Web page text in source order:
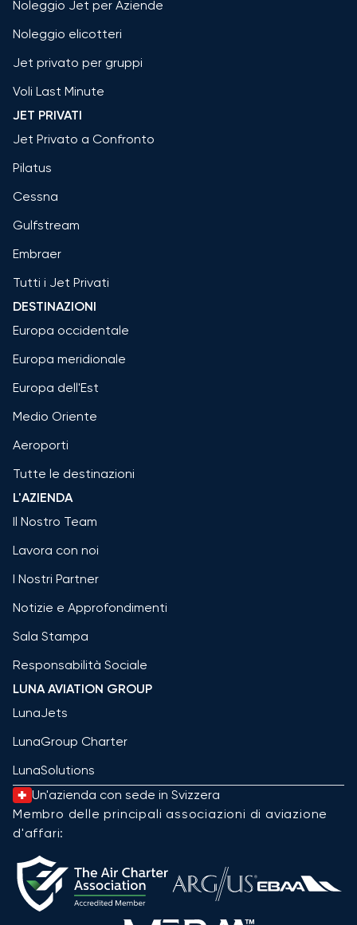
Noleggio Jet per Aziende
Noleggio elicotteri
Jet privato per gruppi
Voli Last Minute
JET PRIVATI
Jet Privato a Confronto
Pilatus
Cessna
Gulfstream
Embraer
Tutti i Jet Privati
DESTINAZIONI
Europa occidentale
Europa meridionale
Europa dell'Est
Medio Oriente
Aeroporti
Tutte le destinazioni
L'AZIENDA
Il Nostro Team
Lavora con noi
I Nostri Partner
Notizie e Approfondimenti
Sala Stampa
Responsabilità Sociale
LUNA AVIATION GROUP
LunaJets
LunaGroup Charter
LunaSolutions
Un'azienda con sede in Svizzera
Membro delle principali associazioni di aviazione
d'affari: